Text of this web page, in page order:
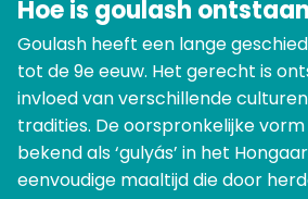
Hoe is goulash
Goulash heeft een lange
tot de 9e eeuw. Het gerecht is
invloed van verschillende
tradities. De oorspronkelijke vorm
bekend als ‘gulyás’ in het
eenvoudige maaltijd die door